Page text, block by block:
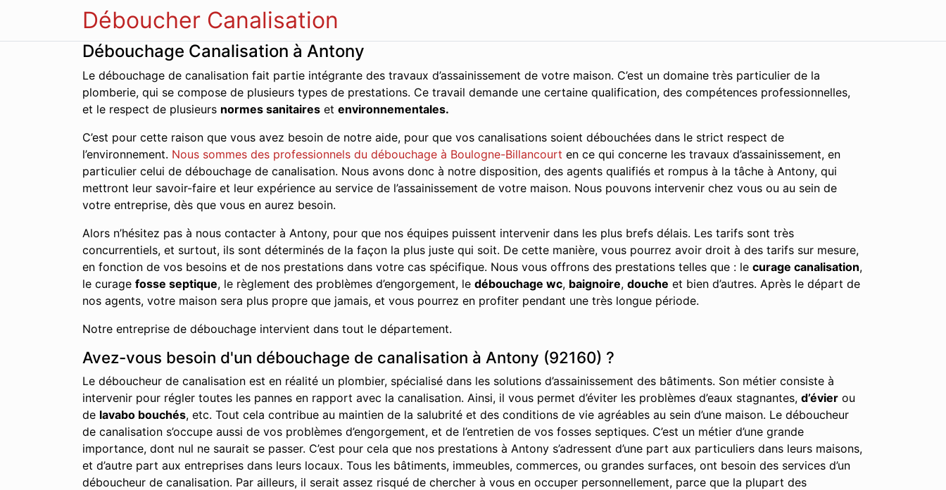
Déboucher Canalisation
Débouchage Canalisation à Antony
Le débouchage de canalisation fait partie intégrante des travaux d’assainissement de votre maison. C’est un domaine très particulier de la
plomberie, qui se compose de plusieurs types de prestations. Ce travail demande une certaine qualification, des compétences professionnelles,
et le respect de plusieurs normes sanitaires et environnementales.
C’est pour cette raison que vous avez besoin de notre aide, pour que vos canalisations soient débouchées dans le strict respect de
l’environnement. Nous sommes des professionnels du débouchage à Boulogne-Billancourt en ce qui concerne les travaux d’assainissement, en
particulier celui de débouchage de canalisation. Nous avons donc à notre disposition, des agents qualifiés et rompus à la tâche à Antony, qui
mettront leur savoir-faire et leur expérience au service de l’assainissement de votre maison. Nous pouvons intervenir chez vous ou au sein de
votre entreprise, dès que vous en aurez besoin.
Alors n’hésitez pas à nous contacter à Antony, pour que nos équipes puissent intervenir dans les plus brefs délais. Les tarifs sont très
concurrentiels, et surtout, ils sont déterminés de la façon la plus juste qui soit. De cette manière, vous pourrez avoir droit à des tarifs sur mesure,
en fonction de vos besoins et de nos prestations dans votre cas spécifique. Nous vous offrons des prestations telles que : le curage canalisation,
le curage fosse septique, le règlement des problèmes d’engorgement, le débouchage wc, baignoire, douche et bien d’autres. Après le départ de
nos agents, votre maison sera plus propre que jamais, et vous pourrez en profiter pendant une très longue période.
Notre entreprise de débouchage intervient dans tout le département.
Avez-vous besoin d'un débouchage de canalisation à Antony (92160) ?
Le déboucheur de canalisation est en réalité un plombier, spécialisé dans les solutions d’assainissement des bâtiments. Son métier consiste à
intervenir pour régler toutes les pannes en rapport avec la canalisation. Ainsi, il vous permet d’éviter les problèmes d’eaux stagnantes, d’évier ou
de lavabo bouchés, etc. Tout cela contribue au maintien de la salubrité et des conditions de vie agréables au sein d’une maison. Le déboucheur
de canalisation s’occupe aussi de vos problèmes d’engorgement, et de l’entretien de vos fosses septiques. C’est un métier d’une grande
importance, dont nul ne saurait se passer. C’est pour cela que nos prestations à Antony s’adressent d’une part aux particuliers dans leurs maisons,
et d’autre part aux entreprises dans leurs locaux. Tous les bâtiments, immeubles, commerces, ou grandes surfaces, ont besoin des services d’un
déboucheur de canalisation. Par ailleurs, il serait assez risqué de chercher à vous en occuper personnellement, parce que la plupart des